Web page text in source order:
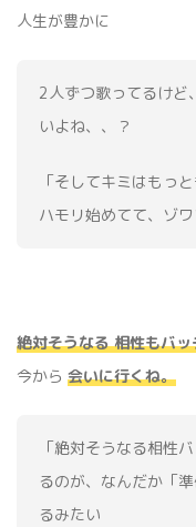
人生が豊かに
2人ずつ歌ってるけど
いよね、、？
「そしてキミはもっ
ハモリ始めてて、ゾ
絶対そうなる 相性もバッ
今から 会いに行くね。
「絶対そうなる相性
るのが、なんだか「
るみたい